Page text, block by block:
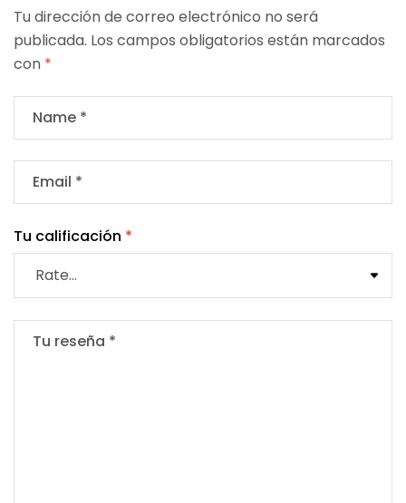
Tu dirección de correo electrónico no será
publicada. Los campos obligatorios están marcados
con *
Tu calificación *